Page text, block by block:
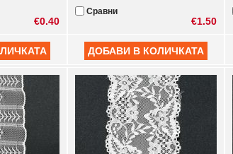
€0.40
Сравни
€1.50